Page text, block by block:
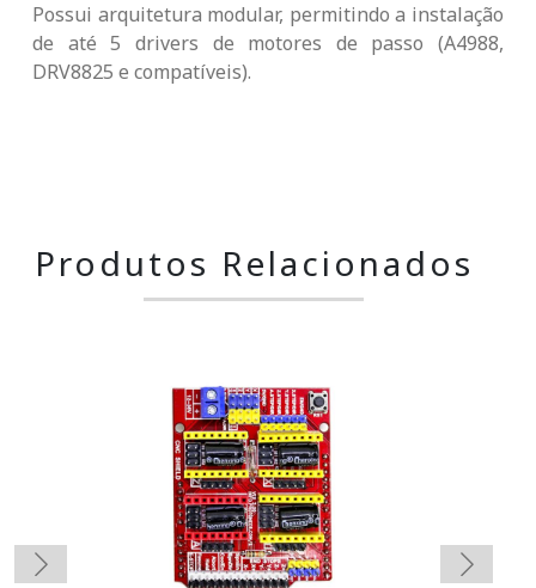
Possui arquitetura modular, permitindo a instalação
de até 5 drivers de motores de passo (A4988,
DRV8825 e compatíveis).
Produtos Relacionados